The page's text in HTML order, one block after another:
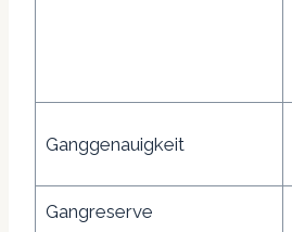
Ganggenauigkeit
Gangreserve